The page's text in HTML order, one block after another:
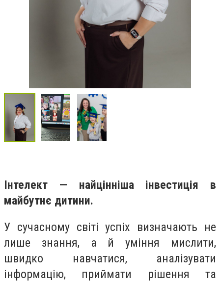
Інтелект — найцінніша інвестиція в
майбутнє дитини.
У сучасному світі успіх визначають не
лише знання, а й уміння мислити,
швидко навчатися, аналізувати
інформацію, приймати рішення та